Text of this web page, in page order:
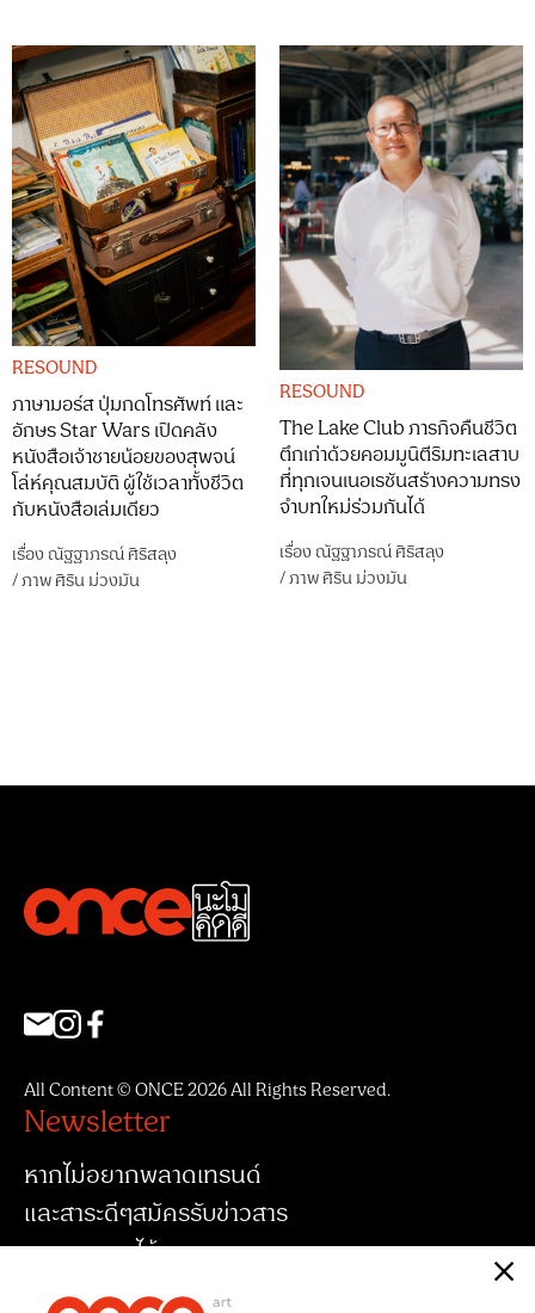
RESOUND
ภาษามอร์ส ปุ่มกดโทรศัพท์ และ
อักษร Star Wars เปิดคลัง
หนังสือเจ้าชายน้อยของสุพจน์
โล่ห์คุณสมบัติ ผู้ใช้เวลาทั้งชีวิต
กับหนังสือเล่มเดียว
เรื่องณัฐฐาภรณ์ ศิริสลุง
/ภาพศิริน ม่วงมัน
RESOUND
The Lake Club ภารกิจคืนชีวิต
ตึกเก่าด้วยคอมมูนิตีริมทะเลสาบ
ที่ทุกเจนเนอเรชันสร้างความทรง
จำบทใหม่ร่วมกันได้
เรื่องณัฐฐาภรณ์ ศิริสลุง
/ภาพศิริน ม่วงมัน
All Content © ONCE 2026 All Rights Reserved.
Newsletter
หากไม่อยากพลาดเทรนด์
และสาระดีๆสมัครรับข่าวสาร
จากพวกเราได้เลย